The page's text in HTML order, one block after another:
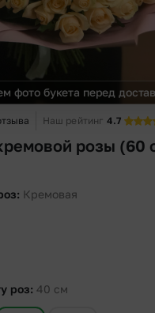
фото букета перед
Наш рейтинг 4.7
розы (60
Кремовая
роз 40 см